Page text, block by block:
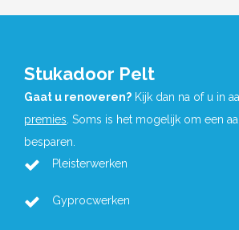
Stukadoor Pelt
Gaat u renoveren? Kijk dan na of u in
premies. Soms is het mogelijk om een
besparen.
Pleisterwerken
Gyprocwerken